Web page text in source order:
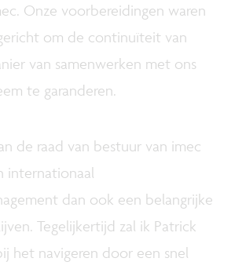
Onze voorbereidingen waren
om de continuïteit van
van samenwerken met ons
te garanderen.
de raad van bestuur van imec
internationaal
dan ook een belangrijke
Tegelijkertijd zal ik Patrick
het navigeren door een snel